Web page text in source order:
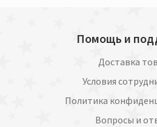
Помощь и
Доставка
Условия
Политика
Вопросы и